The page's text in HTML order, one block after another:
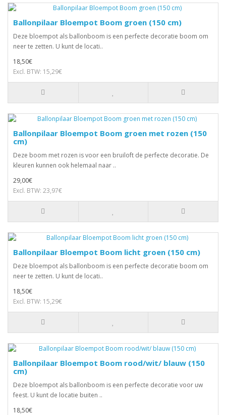
Ballonpilaar Bloempot Boom groen (150 cm)
Deze bloempot als ballonboom is een perfecte decoratie boom om
neer te zetten. U kunt de locati..
18,50€
Excl. BTW: 15,29€
Ballonpilaar Bloempot Boom groen met rozen (150
cm)
Deze boom met rozen is voor een bruiloft de perfecte decoratie. De
kleuren kunnen ook helemaal naar ..
29,00€
Excl. BTW: 23,97€
Ballonpilaar Bloempot Boom licht groen (150 cm)
Deze bloempot als ballonboom is een perfecte decoratie boom om
neer te zetten. U kunt de locati..
18,50€
Excl. BTW: 15,29€
Ballonpilaar Bloempot Boom rood/wit/ blauw (150
cm)
Deze bloempot als ballonboom is een perfecte decoratie voor uw
feest. U kunt de locatie buiten ..
18,50€